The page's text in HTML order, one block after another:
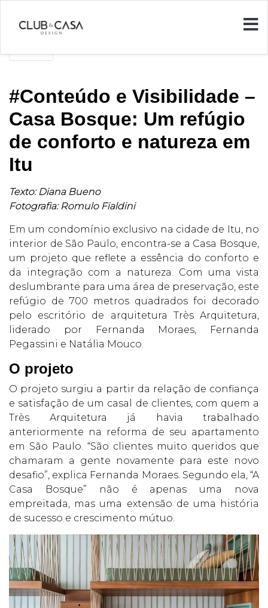
#Conteúdo e Visibilidade –
Casa Bosque: Um refúgio
de conforto e natureza em
Itu
Texto: Diana Bueno
Fotografia: Romulo Fialdini
Em um condomínio exclusivo na cidade de Itu, no
interior de São Paulo, encontra-se a Casa Bosque,
um projeto que reflete a essência do conforto e
da integração com a natureza. Com uma vista
deslumbrante para uma área de preservação, este
refúgio de 700 metros quadrados foi decorado
pelo escritório de arquitetura Très Arquitetura,
liderado por Fernanda Moraes, Fernanda
Pegassini e Natália Mouco.
O projeto
O projeto surgiu a partir da relação de confiança
e satisfação de um casal de clientes, com quem a
Très Arquitetura já havia trabalhado
anteriormente na reforma de seu apartamento
em São Paulo. “São clientes muito queridos que
chamaram a gente novamente para este novo
desafio”, explica Fernanda Moraes. Segundo ela, “A
Casa Bosque” não é apenas uma nova
empreitada, mas uma extensão de uma história
de sucesso e crescimento mútuo.